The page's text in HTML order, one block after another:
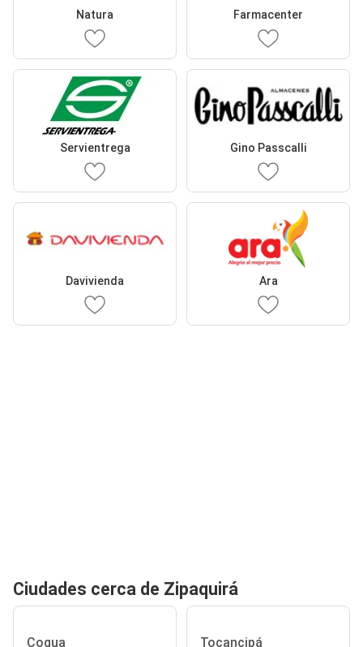
Natura Farmacenter
Servientrega Gino Passcalli
Davivienda Ara
Ciudades cerca de Zipaquirá
Cogua Tocancipá